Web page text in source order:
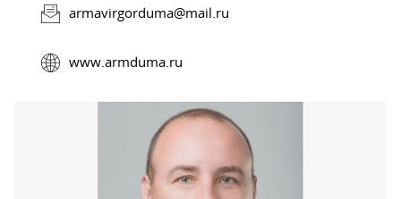
armavirgorduma@mail.ru
www.armduma.ru